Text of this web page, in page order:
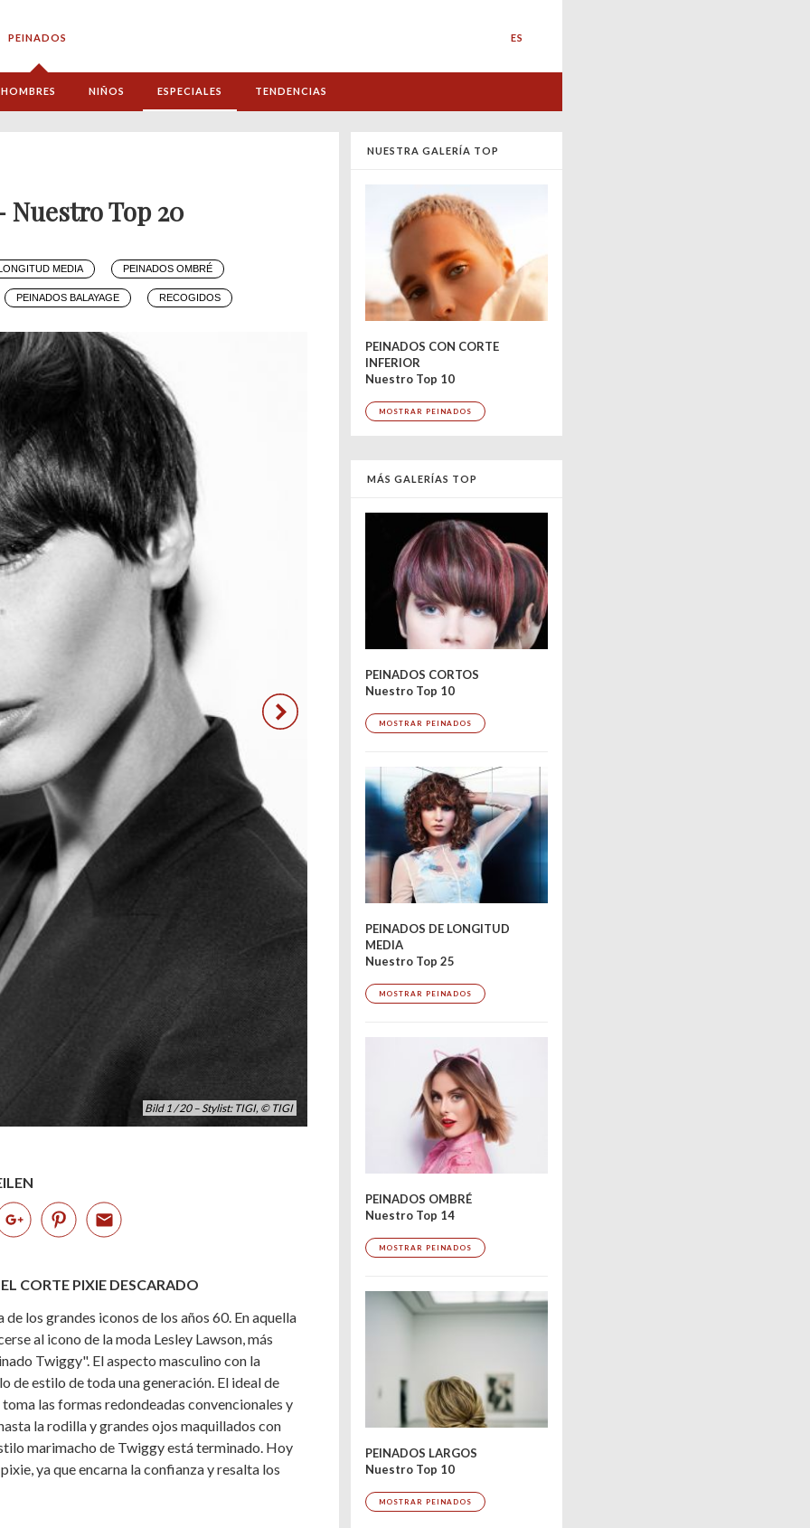
PEINADOS ES
HOMBRES NIÑOS ESPECIALES TENDENCIAS
Nuestro Top 20
MEDIA PEINADOS OMBRÉ
PEINADOS BALAYAGE RECOGIDOS
Bild 1 / 20 – Stylist: TIGI, © TIGI
CORTE PIXIE DESCARADO
los grandes iconos de los años 60. En aquella
al icono de la moda Lesley Lawson, más
Twiggy". El aspecto masculino con la
estilo de toda una generación. El ideal de
las formas redondeadas convencionales y
la rodilla y grandes ojos maquillados con
marimacho de Twiggy está terminado. Hoy
ya que encarna la confianza y resalta los
NUESTRA GALERÍA TOP
PEINADOS CON CORTE
INFERIOR
Nuestro Top 10
MOSTRAR PEINADOS
MÁS GALERÍAS TOP
PEINADOS CORTOS
Nuestro Top 10
MOSTRAR PEINADOS
PEINADOS DE LONGITUD
MEDIA
Nuestro Top 25
MOSTRAR PEINADOS
PEINADOS OMBRÉ
Nuestro Top 14
MOSTRAR PEINADOS
PEINADOS LARGOS
Nuestro Top 10
MOSTRAR PEINADOS